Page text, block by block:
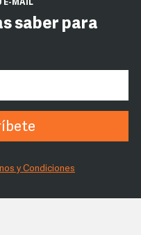
E-MAIL
saber para
y Condiciones